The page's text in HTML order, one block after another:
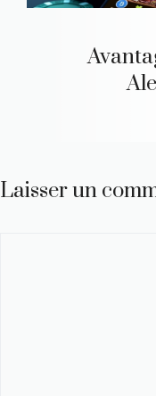
Laisser un